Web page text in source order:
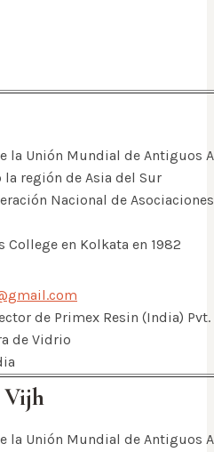
la Unión Mundial de Antiguos
región de Asia del Sur
Nacional de
College en Kolkata en 1982
de Primex Resin (India)
de Vidrio
Vijh
la Unión Mundial de Antiguos